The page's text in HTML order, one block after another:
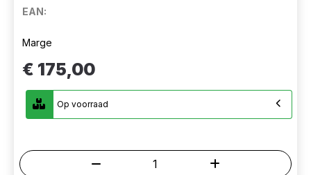
EAN:
Marge
€ 175,00
Op voorraad